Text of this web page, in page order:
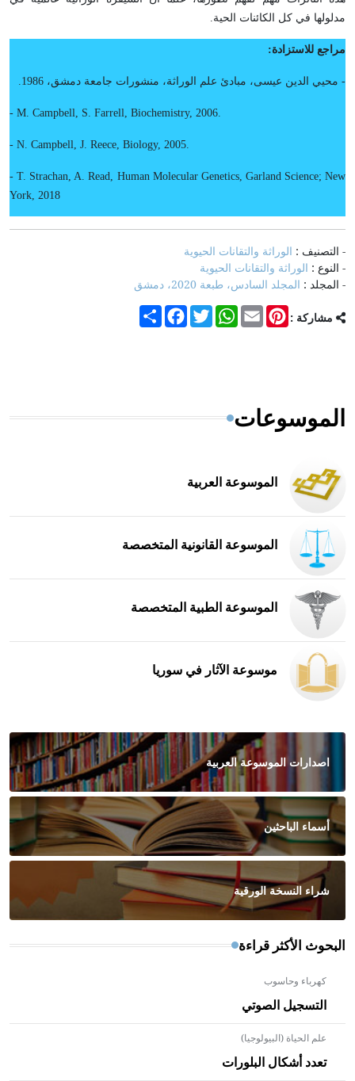
مدلولها في كل الكائنات الحية.
مراجع للاستزادة:
- محيي الدين عيسى، مبادئ علم الوراثة، منشورات جامعة دمشق، 1986.
- M. Campbell, S. Farrell, Biochemistry, 2006.
- N. Campbell, J. Reece, Biology, 2005.
- T. Strachan, A. Read, Human Molecular Genetics, Garland Science; New
York, 2018
- التصنيف : الوراثة والتقانات الحيوية
- النوع : الوراثة والتقانات الحيوية
- المجلد : المجلد السادس، طبعة 2020، دمشق
مشاركة : Share
FacebookTwitter
WhatsAppEmail
Pinterest
الموسوعات
الموسوعة العربية
الموسوعة القانونية المتخصصة
الموسوعة الطبية المتخصصة
موسوعة الآثار في سوريا
اصدارات الموسوعة العربية
أسماء الباحثين
شراء النسخة الورقية
البحوث الأكثر قراءة
كهرباء وحاسوب
التسجيل الصوتي
علم الحياة (البيولوجيا)
تعدد أشكال البلورات